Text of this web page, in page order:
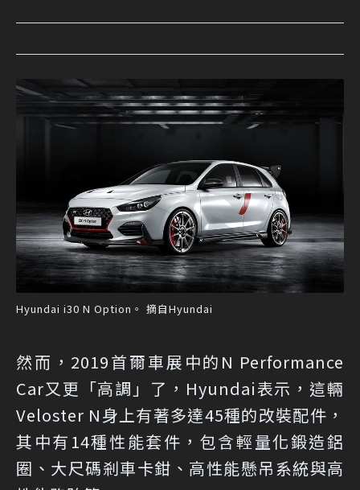
Hyundai i30 N Option。 摘自Hyundai
然而，2019首爾車展中的N Performance
Car又更「高調」了，Hyundai表示，這輛
Veloster N身上有著多達45種的改裝配件，
其中有14種性能套件，包含輕量化鍛造鋁
圈、大尺碼剎車卡鉗、高性能懸吊系統與高